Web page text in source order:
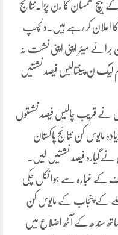
کے بیچ گھمسان کا رن پڑا۔نتائج
کا اعلان کر رہے ہیں۔دلچسپ
میئر اپنی اپنی نشست نہ
لیگ ن پینتالیس فیصد نشستیں
نے قریب چالیس فیصد نشستوں
مایوس کن نتائج پاکستان
فیصد نشستیں لیں۔
کے غبارہ سے ہوا نکل چکی
کے پنجاب کے مایوس کن
سند ھ کے آٹھ اضلاع میں